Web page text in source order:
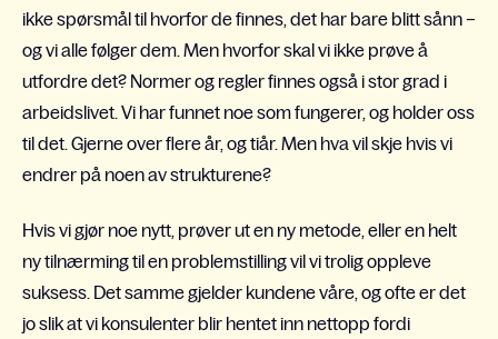
ikke spørsmål til hvorfor de finnes, det har bare blitt sånn –
og vi alle følger dem. Men hvorfor skal vi ikke prøve å
utfordre det? Normer og regler finnes også i stor grad i
arbeidslivet. Vi har funnet noe som fungerer, og holder oss
til det. Gjerne over flere år, og tiår. Men hva vil skje hvis vi
endrer på noen av strukturene?
Hvis vi gjør noe nytt, prøver ut en ny metode, eller en helt
ny tilnærming til en problemstilling vil vi trolig oppleve
suksess. Det samme gjelder kundene våre, og ofte er det
jo slik at vi konsulenter blir hentet inn nettopp fordi